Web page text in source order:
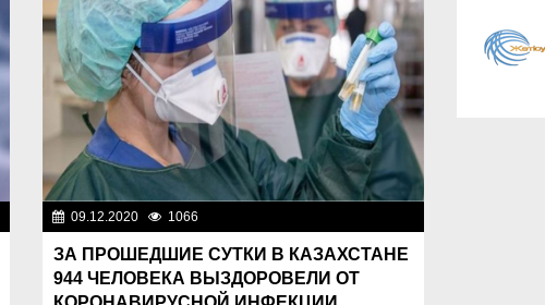
09.12.2020 1066
ЗА ПРОШЕДШИЕ СУТКИ В КАЗАХСТАНЕ
944 ЧЕЛОВЕКА ВЫЗДОРОВЕЛИ ОТ